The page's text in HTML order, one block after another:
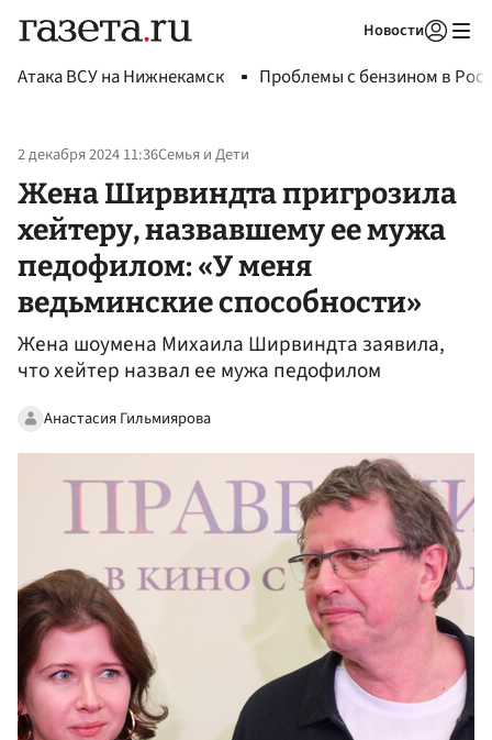
Новости
Атака ВСУ на Нижнекамск Проблемы с бензином в
2 декабря 2024 11:36Семья и Дети
Жена Ширвиндта пригрозила
хейтеру, назвавшему ее мужа
педофилом: «У меня
ведьминские способности»
Жена шоумена Михаила Ширвиндта заявила,
что хейтер назвал ее мужа педофилом
Анастасия Гильмиярова